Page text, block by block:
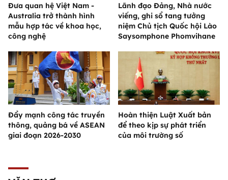
Đưa quan hệ Việt Nam -
Australia trở thành hình
mẫu hợp tác về khoa học,
công nghệ
Lãnh đạo Đảng, Nhà nước
viếng, ghi sổ tang tưởng
niệm Chủ tịch Quốc hội Lào
Saysomphone Phomvihane
Đẩy mạnh công tác truyền
thông, quảng bá về ASEAN
giai đoạn 2026-2030
Hoàn thiện Luật Xuất bản
để theo kịp sự phát triển
của môi trường số